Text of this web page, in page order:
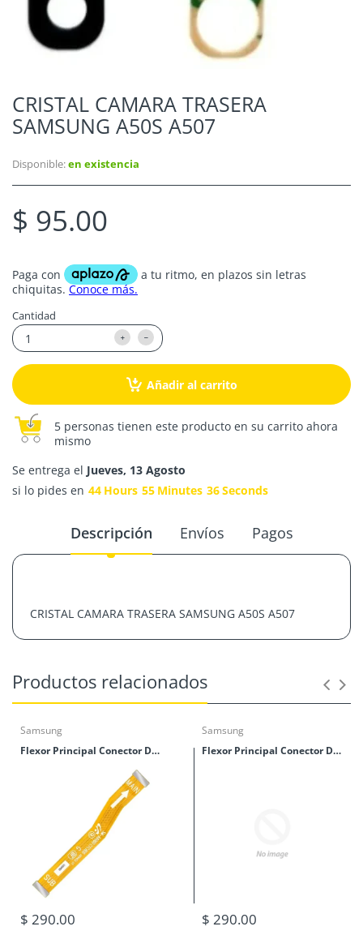
CRISTAL CAMARA TRASERA
SAMSUNG A50S A507
Disponible:en existencia
$ 95.00
Cantidad
Añadir al carrito
5 personas tienen este producto en su carrito ahora
mismo
Se entrega el Jueves, 13 Agosto
si lo pides en 44 Hours 55 Minutes 36Seconds
Descripción Envíos Pagos
CRISTAL CAMARA TRASERA SAMSUNG A50S A507
Productos relacionados
Samsung
Flexor Principal Conector De Tablillas Samsung M40 (M405)
$ 290.00
Samsung
Flexor Principal Conector De Tablillas Samsung M30 (M305)
$ 290.00